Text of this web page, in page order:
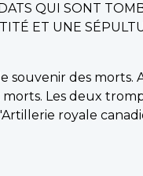
QUI SONT
ET UNE
des morts.
Les deux
royale